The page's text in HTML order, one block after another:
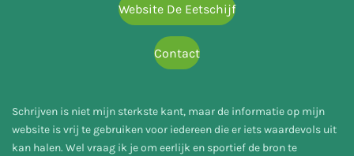
Website De Eetschijf
Contact
Schrijven is niet mijn sterkste kant, maar de informatie op mijn
website is vrij te gebruiken voor iedereen die er iets waardevols uit
kan halen. Wel vraag ik je om eerlijk en sportief de bron te